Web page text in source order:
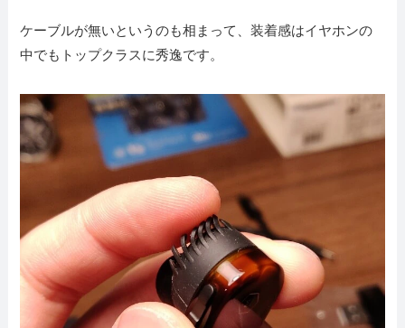
ケーブルが無いというのも相まって、装着感はイヤホンの
中でもトップクラスに秀逸です。